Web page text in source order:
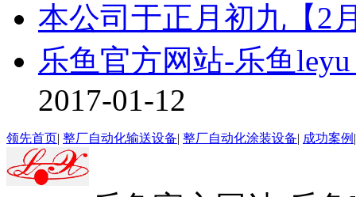
本公司于正月初九【2
乐鱼官方网站-乐鱼
2017-01-12
领先首页| 整厂自动化输送设备| 整厂自动化涂装设备| 成功案例